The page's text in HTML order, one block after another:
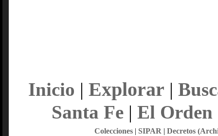
Inicio | Explorar |
Santa Fe| El Orden
Colecciones| SIPAR | Decretos